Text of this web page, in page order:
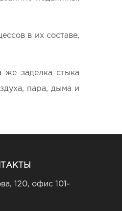
в их составе,
же заделка стыка
пара, дыма и
120, офис 101-